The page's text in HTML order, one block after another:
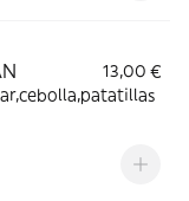
13,00 €